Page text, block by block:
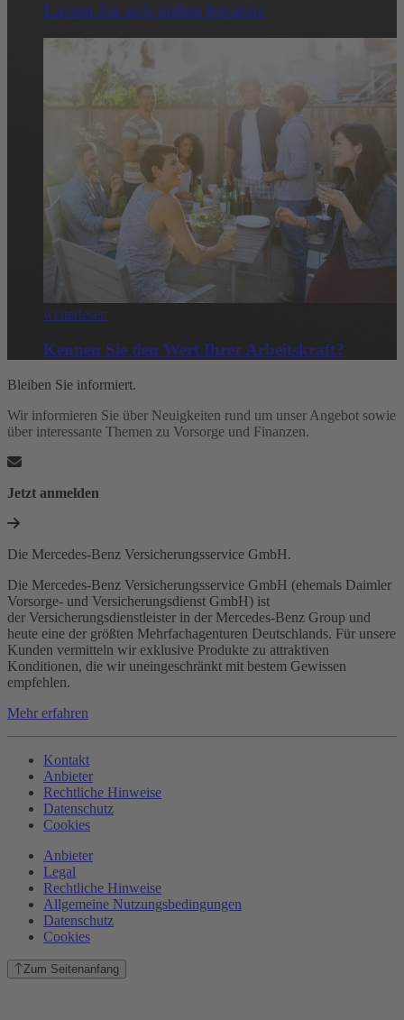
Lassen Sie sich online beraten.
weiterlesen
Kennen Sie den Wert Ihrer Arbeitskraft?
Bleiben Sie informiert.
Wir informieren Sie über Neuigkeiten rund um unser Angebot sowie
über interessante Themen zu Vorsorge und Finanzen.
Jetzt anmelden
Die Mercedes-Benz Versicherungsservice GmbH.
Die Mercedes-Benz Versicherungsservice GmbH (ehemals Daimler
Vorsorge- und Versicherungsdienst GmbH) ist
der Versicherungsdienstleister in der Mercedes-Benz Group und
heute eine der größten Mehrfachagenturen Deutschlands. Für unsere
Kunden vermitteln wir exklusive Produkte zu attraktiven
Konditionen, die wir uneingeschränkt mit bestem Gewissen
empfehlen.
Mehr erfahren
Kontakt
Anbieter
Rechtliche Hinweise
Datenschutz
Cookies
Anbieter
Legal
Rechtliche Hinweise
Allgemeine Nutzungsbedingungen
Datenschutz
Cookies
Zum Seitenanfang